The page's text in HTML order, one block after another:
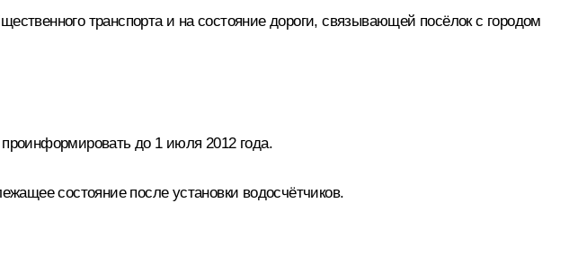
транспорта и на состояние дороги, связывающей посёлок с городом
до 1 июля 2012 года.
состояние после установки водосчётчиков.